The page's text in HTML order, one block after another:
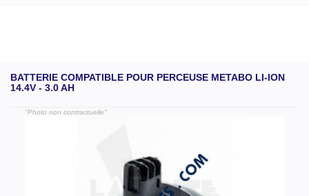
BATTERIE COMPATIBLE POUR PERCEUSE METABO LI-ION
14.4V - 3.0 AH
"Photo non contractuelle"